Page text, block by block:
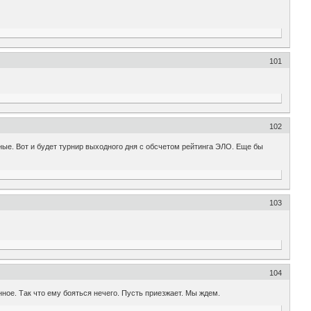
101
102
Вот и будет турнир выходного дня с обсчетом рейтинга ЭЛО. Еще бы
103
104
Так что ему бояться нечего. Пусть приезжает. Мы ждем.